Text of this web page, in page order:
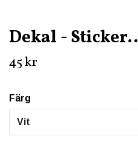
Dekal - Sticker..
45 kr
Färg
Vit